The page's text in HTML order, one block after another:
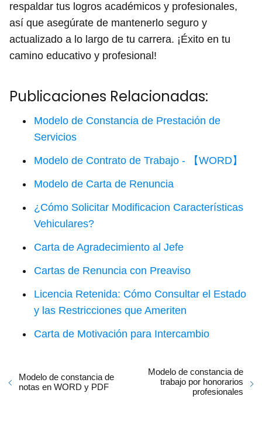
respaldar tus logros académicos y profesionales,
así que asegúrate de mantenerlo seguro y
actualizado a lo largo de tu carrera. ¡Éxito en tu
camino educativo y profesional!
Publicaciones Relacionadas:
Modelo de Constancia de Prestación de
Servicios
Modelo de Contrato de Trabajo - 【WORD】
Modelo de Carta de Renuncia
¿Cómo Solicitar Modificacion Características
Vehiculares?
Carta de Agradecimiento al Jefe
Cartas de Renuncia con Preaviso
Licencia Retenida: Cómo Consultar el Estado
y las Restricciones que Ameriten
Carta de Motivación para Intercambio
Modelo de constancia de
notas en WORD y PDF
Modelo de constancia de
trabajo por honorarios
profesionales